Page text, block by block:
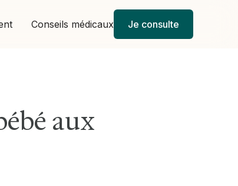
Conseils médicaux Je consulte
aux